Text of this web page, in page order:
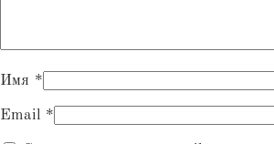
Имя *
Email *